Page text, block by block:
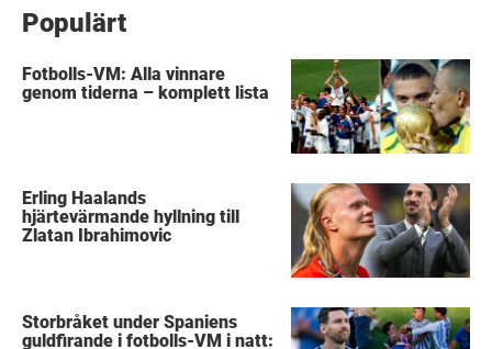
Populärt
Fotbolls-VM: Alla vinnare
genom tiderna – komplett lista
Erling Haalands
hjärtevärmande hyllning till
Zlatan Ibrahimovic
Storbråket under Spaniens
guldfirande i fotbolls-VM i natt: